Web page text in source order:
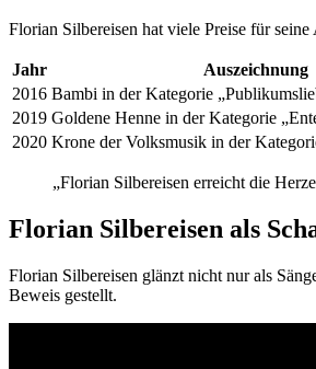
Florian Silbereisen hat viele Preise für
Jahr
Auszeichnung
2016 Bambi in der Kategorie
2019 Goldene Henne in der Kategorie
2020 Krone der Volksmusik in der
„Florian Silbereisen erreicht die
Florian Silbereisen als
Florian Silbereisen glänzt nicht nur als
Beweis gestellt.